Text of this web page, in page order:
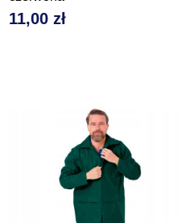
Cena
11,00 zł